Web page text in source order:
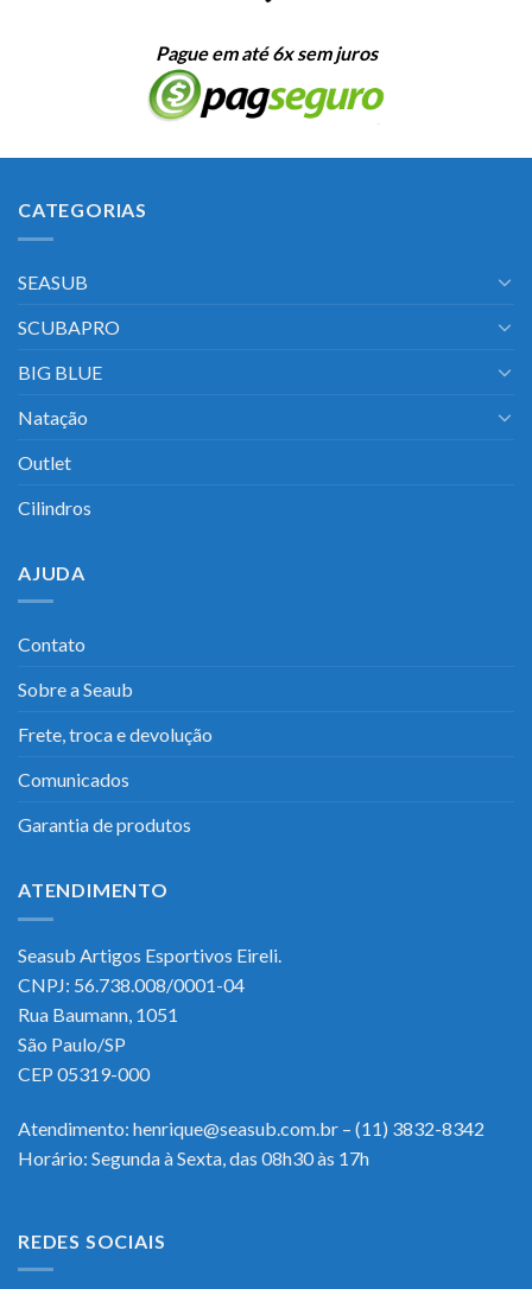
Pague em até 6x sem juros
CATEGORIAS
SEASUB
SCUBAPRO
BIG BLUE
Natação
Outlet
Cilindros
AJUDA
Contato
Sobre a Seaub
Frete, troca e devolução
Comunicados
Garantia de produtos
ATENDIMENTO
Seasub Artigos Esportivos Eireli.
CNPJ: 56.738.008/0001-04
Rua Baumann, 1051
São Paulo/SP
CEP 05319-000
Atendimento: henrique@seasub.com.br – (11) 3832-8342
Horário: Segunda à Sexta, das 08h30 às 17h
REDES SOCIAIS